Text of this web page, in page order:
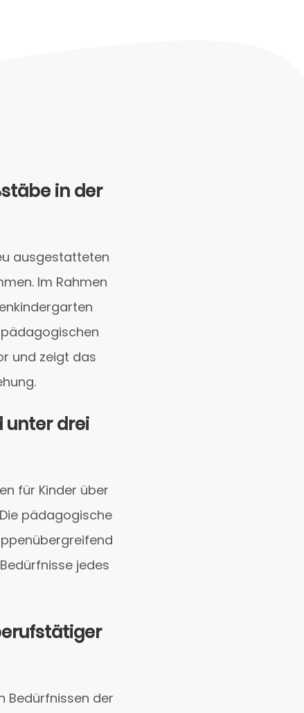
in der
ausgestatteten
Im Rahmen
und zeigt das
unter drei
für Kinder über
pädagogische
jedes
Bedürfnissen der